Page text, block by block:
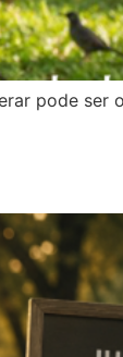
pode ser